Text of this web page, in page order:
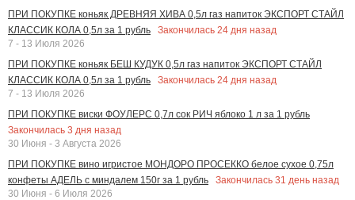
ПРИ ПОКУПКЕ коньяк ДРЕВНЯЯ ХИВА 0,5л газ напиток ЭКСПОРТ СТАЙЛ
КЛАССИК КОЛА 0,5л за 1 рубль
Закончилась 24 дня назад
7 - 13 Июля 2026
ПРИ ПОКУПКЕ коньяк БЕШ КУДУК 0,5л газ напиток ЭКСПОРТ СТАЙЛ
КЛАССИК КОЛА 0,5л за 1 рубль
Закончилась 24 дня назад
7 - 13 Июля 2026
ПРИ ПОКУПКЕ виски ФОУЛЕРС 0,7л сок РИЧ яблоко 1 л за 1 рубль
Закончилась 3 дня назад
30 Июня - 3 Августа 2026
ПРИ ПОКУПКЕ вино игристое МОНДОРО ПРОСЕККО белое сухое 0,75л
конфеты АДЕЛЬ с миндалем 150г за 1 рубль
Закончилась 31 день назад
30 Июня - 6 Июля 2026